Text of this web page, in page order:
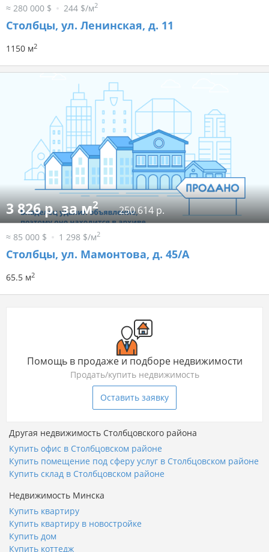
≈ 280 000 $ 244 $/м2
Столбцы, ул. Ленинская, д. 11
1150 м2
3 826 р. за м2 250 614 р.
≈ 85 000 $ 1 298 $/м2
Столбцы, ул. Мамонтова, д. 45/А
65.5 м2
Помощь в продаже и подборе недвижимости
Продать/купить недвижимость
Оставить заявку
Другая недвижимость Столбцовского района
Купить офис в Столбцовском районе
Купить помещение под сферу услуг в Столбцовском районе
Купить склад в Столбцовском районе
Недвижимость Минска
Купить квартиру
Купить квартиру в новостройке
Купить дом
Купить коттедж